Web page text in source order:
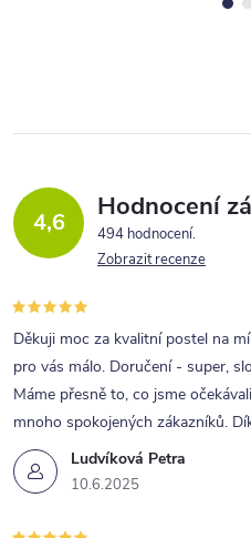
4,6 Hodnocení
494 hodnocení
Zobrazit recenze
Ludvíková Petra
10.6.2025
Děkuji moc za kvalitní postel na
pro vás málo. Doručení - super,
Máme přesně to, co jsme
mnoho spokojených zákazníků.